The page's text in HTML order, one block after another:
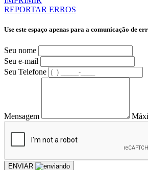
REPORTAR ERROS
Use este espaço apenas para a comunicação de
Seu nome
Seu e-mail
Seu Telefone
Mensagem
ENVIAR